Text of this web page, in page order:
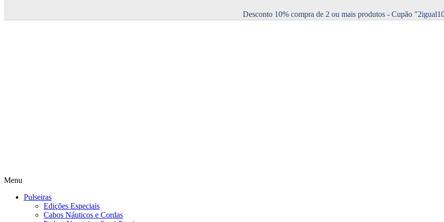
Desconto 10% compra de 2 ou mais produtos - Cupão
Menu
Pulseiras
Edições Especiais
Cabos Náuticos e Cordas